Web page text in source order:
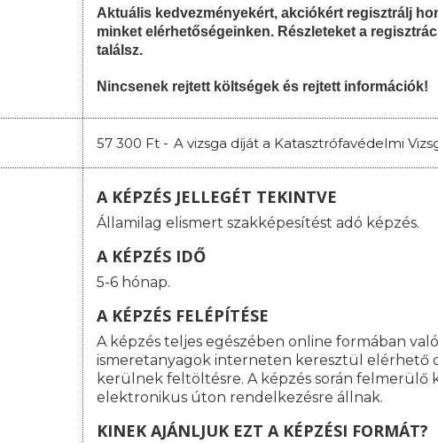
Aktuális kedvezményekért, akciókért regisztrálj
minket elérhetőségeinken. Részleteket a
találsz.
Nincsenek rejtett költségek és rejtett információk!
57 300 Ft - A vizsga díját a Katasztrófavédelmi
A KÉPZÉS JELLEGÉT TEKINTVE
Államilag elismert szakképesítést adó képzés.
A KÉPZÉS IDŐ
5-6 hónap.
A KÉPZÉS FELÉPÍTÉSE
A képzés teljes egészében online formában
ismeretanyagok interneten keresztül elérhető
kerülnek feltöltésre. A képzés során felmerülő
elektronikus úton rendelkezésre állnak.
KINEK AJÁNLJUK EZT A KÉPZÉSI FORMÁT?